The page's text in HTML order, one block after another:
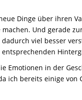
Dinge über ihren
Und gerade
viel besser
Emotionen in der
ich bereits einige von